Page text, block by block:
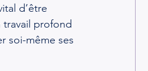
d’être
profond
soi-même ses